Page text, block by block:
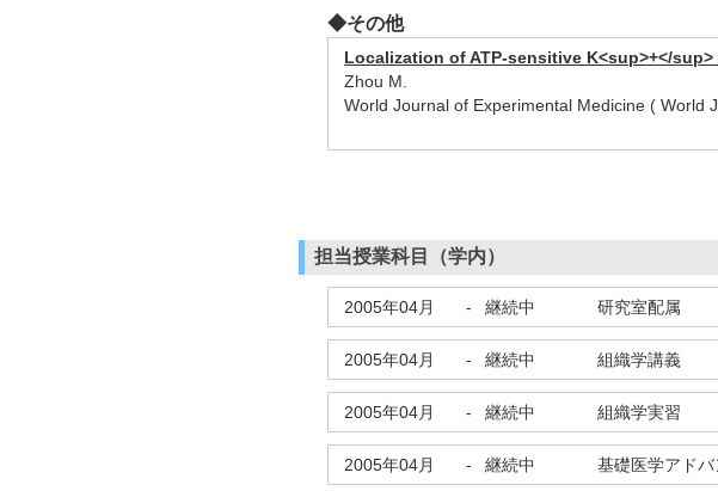
◆その他
Localization of ATP-sensitive K<sup>+</
Zhou M.
World Journal of Experimental Medicine (
担当授業科目（学内）
2005年04月 - 継続中 研究室配属
2005年04月 - 継続中 組織学講義
2005年04月 - 継続中 組織学実習
2005年04月 - 継続中 基礎医学アド